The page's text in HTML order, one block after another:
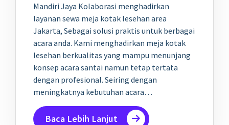
Mandiri Jaya Kolaborasi menghadirkan
layanan sewa meja kotak lesehan area
Jakarta, Sebagai solusi praktis untuk berbagai
acara anda. Kami menghadirkan meja kotak
lesehan berkualitas yang mampu menunjang
konsep acara santai namun tetap tertata
dengan profesional. Seiring dengan
meningkatnya kebutuhan acara…
Baca Lebih Lanjut